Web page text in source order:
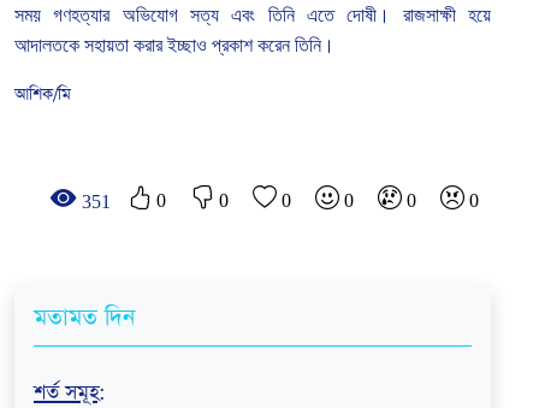
সময়
গণহত্যার অভিযোগ সত্য এবং তিনি এতে দোষী। রাজসাক্ষী
হয়ে
আদালতকে সহায়তা করার ইচ্ছাও প্রকাশ করেন তিনি।
আশিক/মি
351 0 0 0 0 0 0
মতামত দিন
শর্ত সমূহ: